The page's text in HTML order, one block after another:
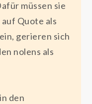
müssen sie
Quote als
gerieren sich
nolens als
den